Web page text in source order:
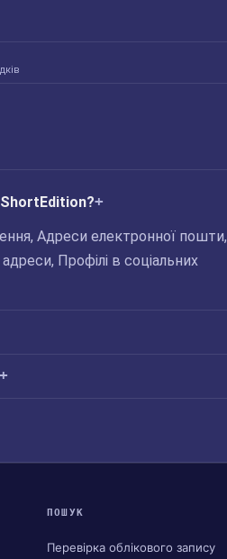
ShortEdition?
Адреси електронної пошти,
Профілі в соціальних
ПОШУК
Перевірка облікового запису